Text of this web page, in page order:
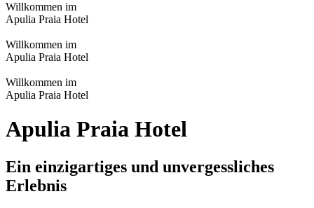
Willkommen im
Apulia Praia Hotel
Willkommen im
Apulia Praia Hotel
Willkommen im
Apulia Praia Hotel
Apulia Praia Hotel
Ein einzigartiges und unvergessliches
Erlebnis